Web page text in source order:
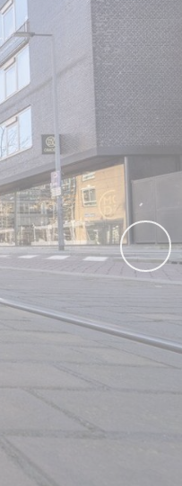
---------- ENTHOUSIAST?
Maak gerust een
ons kantoor.
---------- EIGEN NVM
Wij behartigen de
---------- TOT SLOT ----------
Deze presentatie is met
aansprakelijkheid voor
THUIS IN DE REGIO,
MAKELAAR VOOR DE